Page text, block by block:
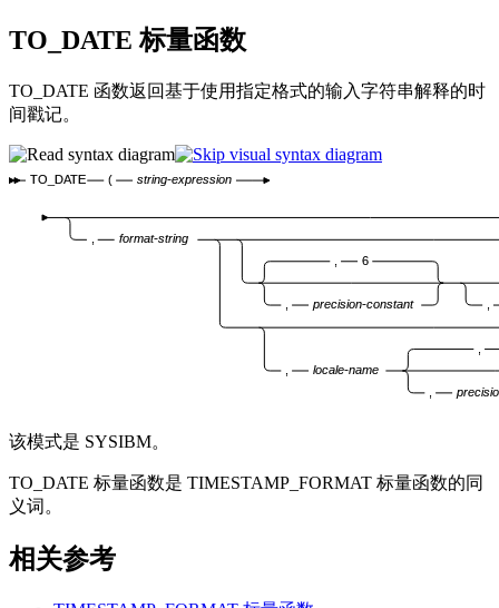
TO_DATE标量函数
TO_DATE 函数返回基于使用指定格式的输入字符串解释的时
间戳记。
TO_DATE ( string-expression
format-string
6
precision-constant
locale-name
该模式是 SYSIBM。
TO_DATE 标量函数是 TIMESTAMP_FORMAT 标量函数的同
义词。
相关参考